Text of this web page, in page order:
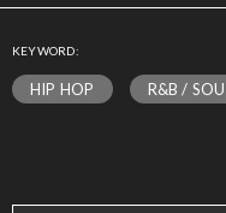
KEYWORD:
HIP HOP R&B /